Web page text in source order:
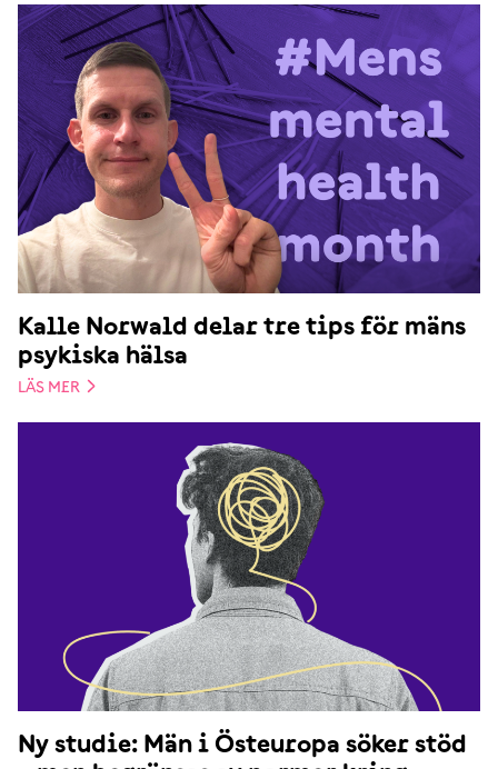
Kalle Norwald delar tre tips för mäns
psykiska hälsa
LÄS MER
Ny studie: Män i Östeuropa söker stöd